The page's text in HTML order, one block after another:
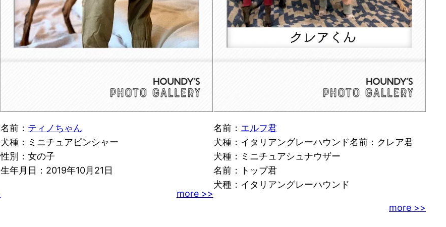
名前： ティノちゃん
犬種：ミニチュアピンシャー
性別：女の子
生年月日：2019年10月21日
more >>
名前： エルフ君
犬種：イタリアングレーハウンド名前：クレア君
犬種：ミニチュアシュナウザー
名前：トップ君
犬種：イタリアングレーハウンド
more >>